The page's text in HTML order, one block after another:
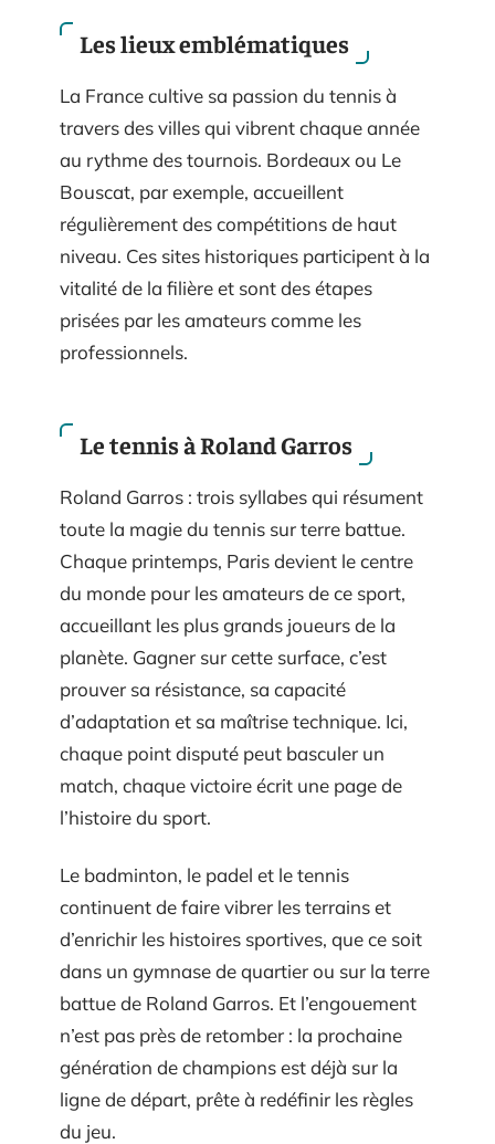
Les lieux emblématiques
La France cultive sa passion du tennis à
travers des villes qui vibrent chaque année
au rythme des tournois. Bordeaux ou Le
Bouscat, par exemple, accueillent
régulièrement des compétitions de haut
niveau. Ces sites historiques participent à la
vitalité de la filière et sont des étapes
prisées par les amateurs comme les
professionnels.
Le tennis à Roland Garros
Roland Garros : trois syllabes qui résument
toute la magie du tennis sur terre battue.
Chaque printemps, Paris devient le centre
du monde pour les amateurs de ce sport,
accueillant les plus grands joueurs de la
planète. Gagner sur cette surface, c’est
prouver sa résistance, sa capacité
d’adaptation et sa maîtrise technique. Ici,
chaque point disputé peut basculer un
match, chaque victoire écrit une page de
l’histoire du sport.
Le badminton, le padel et le tennis
continuent de faire vibrer les terrains et
d’enrichir les histoires sportives, que ce soit
dans un gymnase de quartier ou sur la terre
battue de Roland Garros. Et l’engouement
n’est pas près de retomber : la prochaine
génération de champions est déjà sur la
ligne de départ, prête à redéfinir les règles
du jeu.